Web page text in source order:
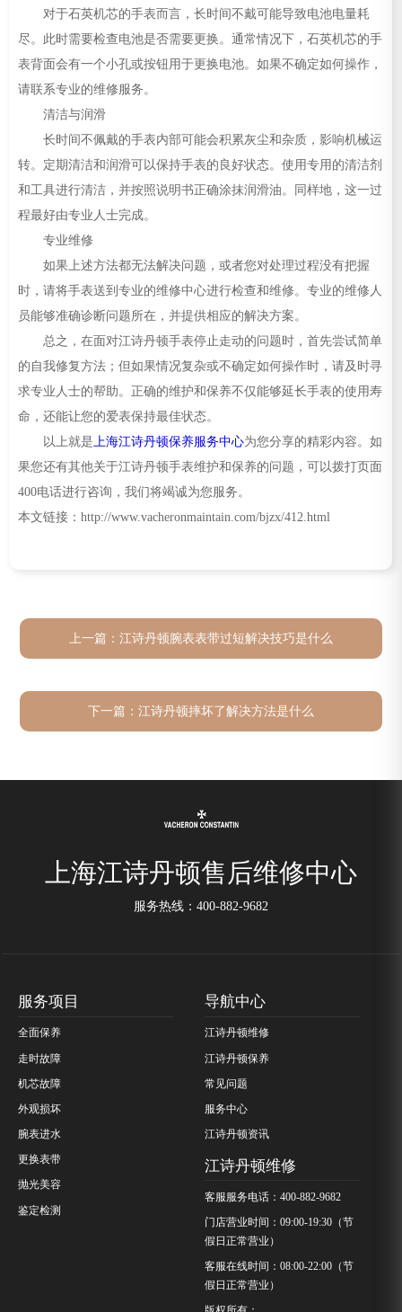
对于石英机芯的手表而言，长时间不戴可能导致电池电量耗
尽。此时需要检查电池是否需要更换。通常情况下，石英机芯的手
表背面会有一个小孔或按钮用于更换电池。如果不确定如何操作，
请联系专业的维修服务。
清洁与润滑
长时间不佩戴的手表内部可能会积累灰尘和杂质，影响机械运
转。定期清洁和润滑可以保持手表的良好状态。使用专用的清洁剂
和工具进行清洁，并按照说明书正确涂抹润滑油。同样地，这一过
程最好由专业人士完成。
专业维修
如果上述方法都无法解决问题，或者您对处理过程没有把握
时，请将手表送到专业的维修中心进行检查和维修。专业的维修人
员能够准确诊断问题所在，并提供相应的解决方案。
总之，在面对江诗丹顿手表停止走动的问题时，首先尝试简单
的自我修复方法；但如果情况复杂或不确定如何操作时，请及时寻
求专业人士的帮助。正确的维护和保养不仅能够延长手表的使用寿
命，还能让您的爱表保持最佳状态。
以上就是上海江诗丹顿保养服务中心为您分享的精彩内容。如
果您还有其他关于江诗丹顿手表维护和保养的问题，可以拨打页面
400电话进行咨询，我们将竭诚为您服务。
本文链接：http://www.vacheronmaintain.com/bjzx/412.html
上一篇： 江诗丹顿腕表表带过短解决技巧是什么
下一篇： 江诗丹顿摔坏了解决方法是什么
上海江诗丹顿售后维修中心
服务热线： 400-882-9682
服务项目
全面保养
走时故障
机芯故障
外观损坏
腕表进水
更换表带
抛光美容
鉴定检测
导航中心
江诗丹顿维修
江诗丹顿保养
常见问题
服务中心
江诗丹顿资讯
江诗丹顿维修
客服服务电话：400-882-9682
门店营业时间：09:00-19:30（节
假日正常营业）
客服在线时间：08:00-22:00（节
假日正常营业）